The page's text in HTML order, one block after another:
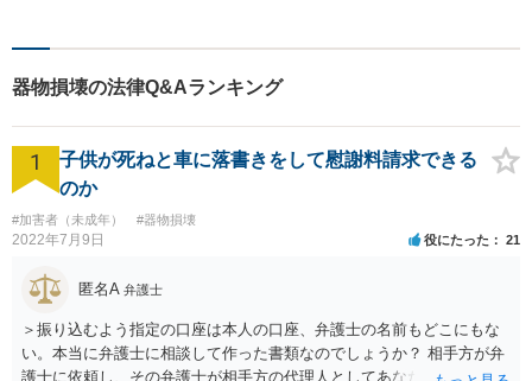
い！
器物損壊の法律Q&Aランキング
1
子供が死ねと車に落書きをして慰謝料請求できる
のか
#加害者（未成年） #器物損壊
2022年7月9日 役にたった 21
匿名A 弁護士
＞振り込むよう指定の口座は本人の口座、弁護士の名前もどこにもな
い。本当に弁護士に相談して作った書類なのでしょうか？ 相手方が弁
護士に依頼し、その弁護士が相手方の代理人としてあなたと交渉し、